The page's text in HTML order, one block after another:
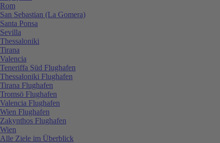
Rom
San Sebastian (La Gomera)
Santa Ponsa
Sevilla
Thessaloniki
Tirana
Valencia
Teneriffa Süd Flughafen
Thessaloniki Flughafen
Tirana Flughafen
Tromsö Flughafen
Valencia Flughafen
Wien Flughafen
Zakynthos Flughafen
Wien
Alle Ziele im Überblick